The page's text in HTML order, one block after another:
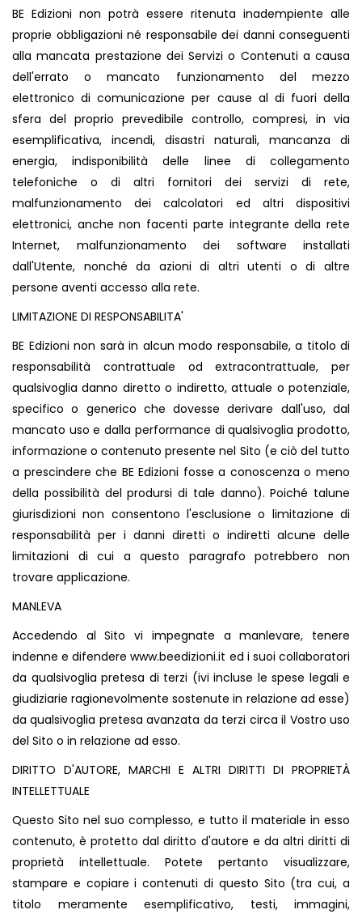
BE Edizioni non potrà essere ritenuta inadempiente alle
proprie obbligazioni né responsabile dei danni conseguenti
alla mancata prestazione dei Servizi o Contenuti a causa
dell'errato o mancato funzionamento del mezzo
elettronico di comunicazione per cause al di fuori della
sfera del proprio prevedibile controllo, compresi, in via
esemplificativa, incendi, disastri naturali, mancanza di
energia, indisponibilità delle linee di collegamento
telefoniche o di altri fornitori dei servizi di rete,
malfunzionamento dei calcolatori ed altri dispositivi
elettronici, anche non facenti parte integrante della rete
Internet, malfunzionamento dei software installati
dall'Utente, nonché da azioni di altri utenti o di altre
persone aventi accesso alla rete.
LIMITAZIONE DI RESPONSABILITA'
BE Edizioni non sarà in alcun modo responsabile, a titolo di
responsabilità contrattuale od extracontrattuale, per
qualsivoglia danno diretto o indiretto, attuale o potenziale,
specifico o generico che dovesse derivare dall'uso, dal
mancato uso e dalla performance di qualsivoglia prodotto,
informazione o contenuto presente nel Sito (e ciò del tutto
a prescindere che BE Edizioni fosse a conoscenza o meno
della possibilità del prodursi di tale danno). Poiché talune
giurisdizioni non consentono l'esclusione o limitazione di
responsabilità per i danni diretti o indiretti alcune delle
limitazioni di cui a questo paragrafo potrebbero non
trovare applicazione.
MANLEVA
Accedendo al Sito vi impegnate a manlevare, tenere
indenne e difenderewww.beedizioni.it ed i suoi collaboratori
da qualsivoglia pretesa di terzi (ivi incluse le spese legali e
giudiziarie ragionevolmente sostenute in relazione ad esse)
da qualsivoglia pretesa avanzata da terzi circa il Vostro uso
del Sito o in relazione ad esso.
DIRITTO D'AUTORE, MARCHI E ALTRI DIRITTI DI PROPRIETÀ
INTELLETTUALE
Questo Sito nel suo complesso, e tutto il materiale in esso
contenuto, è protetto dal diritto d'autore e da altri diritti di
proprietà intellettuale. Potete pertanto visualizzare,
stampare e copiare i contenuti di questo Sito (tra cui, a
titolo meramente esemplificativo, testi, immagini,